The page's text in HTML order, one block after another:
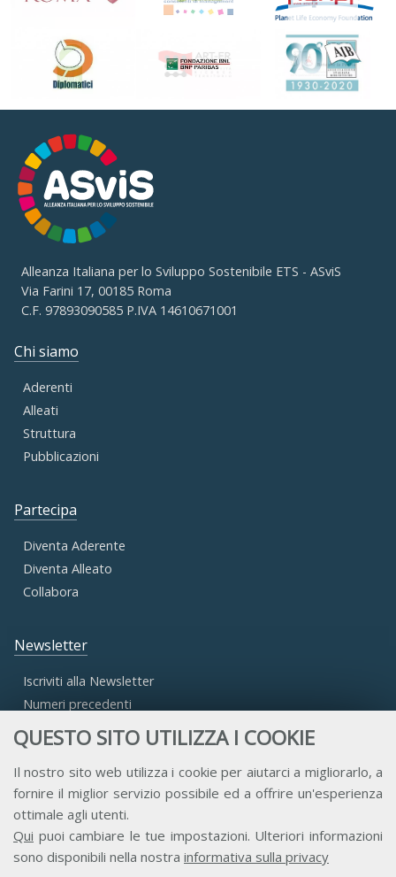
QUESTO SITO UTILIZZA I COOKIE
Il nostro sito web utilizza i cookie per aiutarci a migliorarlo, a
fornire il miglior servizio possibile ed a offrire un'esperienza
ottimale agli utenti.
Qui puoi cambiare le tue impostazioni. Ulteriori informazioni
sono disponibili nella nostra informativa sulla privacy
Alleanza Italiana per lo Sviluppo Sostenibile ETS - ASviS
Via Farini 17, 00185 Roma
C.F. 97893090585 P.IVA 14610671001
Chi siamo
Aderenti
Alleati
Struttura
Pubblicazioni
Partecipa
Diventa Aderente
Diventa Alleato
Collabora
Newsletter
Iscriviti alla Newsletter
Numeri precedenti
Accesso Aderenti
Accesso Consulta
Accesso Team